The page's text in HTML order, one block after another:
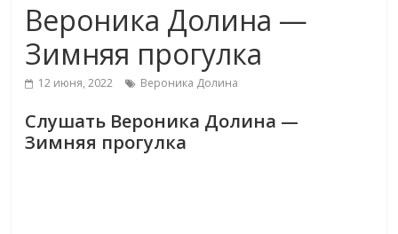
Вероника Долина —
Зимняя прогулка
12 июня, 2022 Вероника Долина
Слушать Вероника Долина —
Зимняя прогулка